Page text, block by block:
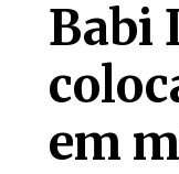
Babi
em